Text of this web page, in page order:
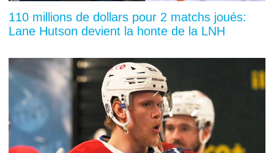
110 millions de dollars pour 2 matchs joués:
Lane Hutson devient la honte de la LNH